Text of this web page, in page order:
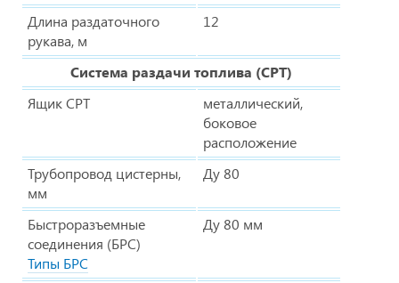
Длина раздаточного
рукава, м
12
Система раздачи топлива (СРТ)
Ящик СРТ
металлический,
боковое
расположение
Трубопровод цистерны,
мм
Ду 80
Быстроразъемные
соединения (БРС)
Типы БРС
Ду 80 мм